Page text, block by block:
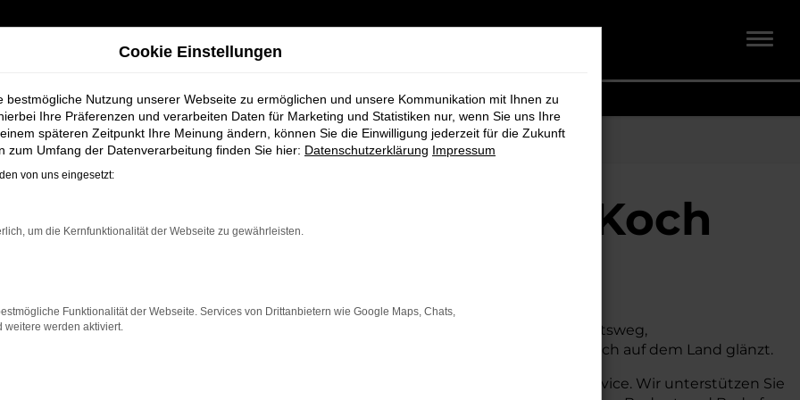
Syke
bei Schmidt + Koch
die ein zuverlässiges und modernes Fahrzeug suchen. Ob für den täglichen Arbeitsweg,
bietet Komfort, Effizienz und modernes Design, das sowohl in der Stadt als auch auf dem Land glänzt.
einer breiten Auswahl an VW Fahrzeugen auch umfassende Beratung und Service. Wir unterstützen Sie
Cookie Einstellungen
bestmögliche Nutzung unserer Webseite zu ermöglichen und unsere Kommunikation mit Ihnen zu
Ihre Präferenzen und verarbeiten Daten für Marketing und Statistiken nur, wenn Sie uns Ihre
späteren Zeitpunkt Ihre Meinung ändern, können Sie die Einwilligung jederzeit für die Zukunft
zum Umfang der Datenverarbeitung finden Sie hier: Datenschutzerklärung Impressum
von uns eingesetzt:
um die Kernfunktionalität der Webseite zu gewährleisten.
Funktionalität der Webseite. Services von Drittanbietern wie Google Maps, Chats,
weitere werden aktiviert.